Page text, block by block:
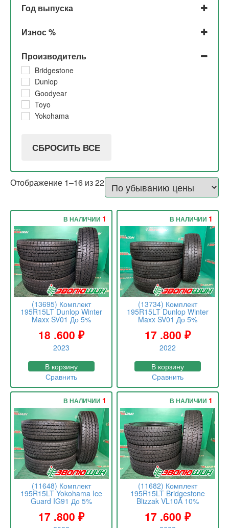
Год выпуска
2022
2019
2018
2017
2016
2015
Износ %
До 5%
5%
30%
10%
Производитель
Bridgestone
Dunlop
Goodyear
Toyo
Yokohama
СБРОСИТЬ ВСЕ
Отображение 1–16 из 22
(13695) Комплект
195R15LT Dunlop Winter
Maxx SV01 До 5%
18 .600 ₽
2023
В НАЛИЧИИ 1
В корзину
Сравнить
(13734) Комплект
195R15LT Dunlop Winter
Maxx SV01 До 5%
17 .800₽
2022
В НАЛИЧИИ 1
В корзину
Сравнить
(11648) Комплект
195R15LT Yokohama Ice
Guard IG91 До 5%
17 .800 ₽
В НАЛИЧИИ 1
(11682) Комплект
195R15LT Bridgestone
Blizzak VL10A 10%
17 .600₽
В НАЛИЧИИ 1